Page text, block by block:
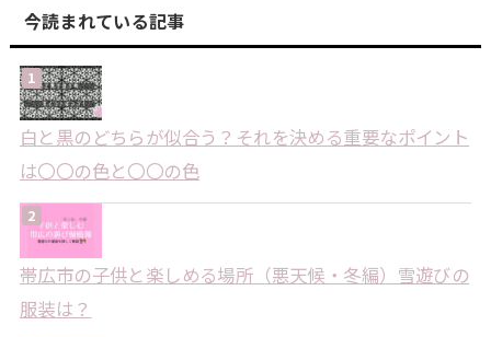
今読まれている記事
白と黒のどちらが似合う？それを決める重要なポイント
は〇〇の色と〇〇の色
帯広市の子供と楽しめる場所（悪天候・冬編）雪遊びの
服装は？